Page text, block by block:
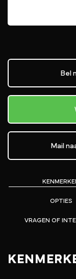
OPTIES
VRAGEN OF
Bel
Mail